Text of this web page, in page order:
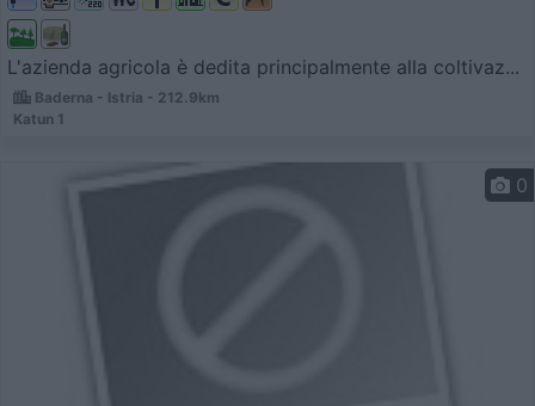
L'azienda agricola è dedita principalmente alla coltivaz...
Baderna - Istria - 212.9km
Katun 1
0